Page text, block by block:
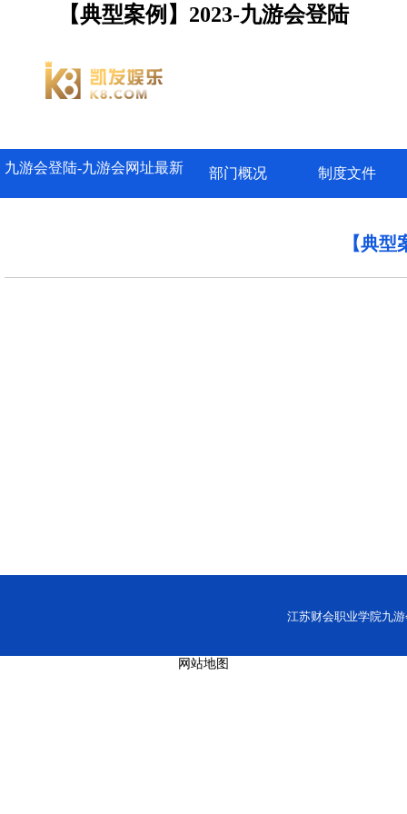
【典型案例】2023-九游会登陆
九游会登陆-九游会网址最新 部门概况 制度文件
【典
江苏财会职业学院九
网站地图